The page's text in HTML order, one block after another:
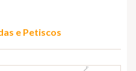
e Petiscos